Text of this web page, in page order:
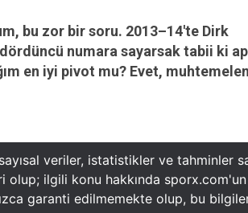
bu zor bir soru. 2013–14'te Dirk
numara sayarsak tabii ki
en iyi pivot mu? Evet, muhtemelen
veriler, istatistikler ve tahminler
ilgili konu hakkında sporx.com'un
garanti edilmemekte olup, bu